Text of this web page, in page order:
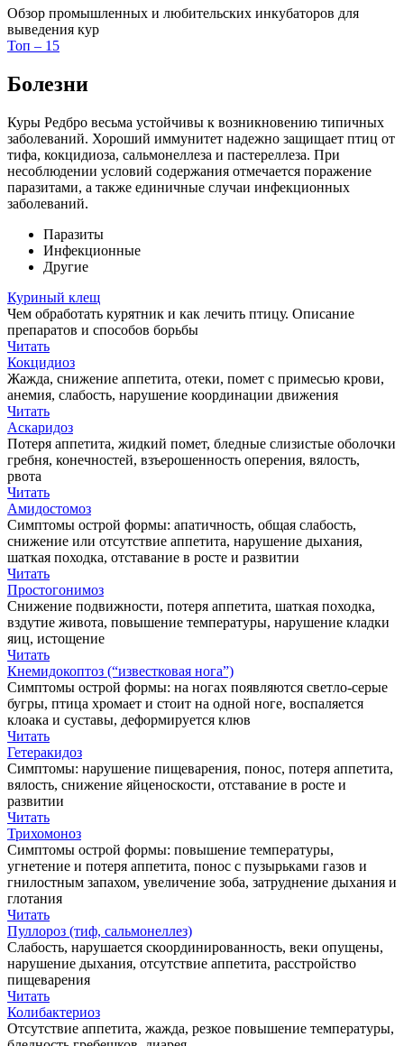
Обзор промышленных и любительских инкубаторов для
выведения кур
Топ – 15
Болезни
Куры Редбро весьма устойчивы к возникновению типичных
заболеваний. Хороший иммунитет надежно защищает птиц от
тифа, кокцидиоза, сальмонеллеза и пастереллеза. При
несоблюдении условий содержания отмечается поражение
паразитами, а также единичные случаи инфекционных
заболеваний.
Паразиты
Инфекционные
Другие
Куриный клещ
Чем обработать курятник и как лечить птицу. Описание
препаратов и способов борьбы
Читать
Кокцидиоз
Жажда, снижение аппетита, отеки, помет с примесью крови,
анемия, слабость, нарушение координации движения
Читать
Аскаридоз
Потеря аппетита, жидкий помет, бледные слизистые оболочки
гребня, конечностей, взъерошенность оперения, вялость,
рвота
Читать
Амидостомоз
Симптомы острой формы: апатичность, общая слабость,
снижение или отсутствие аппетита, нарушение дыхания,
шаткая походка, отставание в росте и развитии
Читать
Простогонимоз
Снижение подвижности, потеря аппетита, шаткая походка,
вздутие живота, повышение температуры, нарушение кладки
яиц, истощение
Читать
Кнемидокоптоз (“известковая нога”)
Симптомы острой формы: на ногах появляются светло-серые
бугры, птица хромает и стоит на одной ноге, воспаляется
клоака и суставы, деформируется клюв
Читать
Гетеракидоз
Симптомы: нарушение пищеварения, понос, потеря аппетита,
вялость, снижение яйценоскости, отставание в росте и
развитии
Читать
Трихомоноз
Симптомы острой формы: повышение температуры,
угнетение и потеря аппетита, понос с пузырьками газов и
гнилостным запахом, увеличение зоба, затруднение дыхания и
глотания
Читать
Пуллороз (тиф, сальмонеллез)
Слабость, нарушается скоординированность, веки опущены,
нарушение дыхания, отсутствие аппетита, расстройство
пищеварения
Читать
Колибактериоз
Отсутствие аппетита, жажда, резкое повышение температуры,